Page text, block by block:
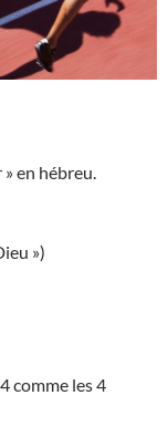
en hébreu.
»)
comme les 4